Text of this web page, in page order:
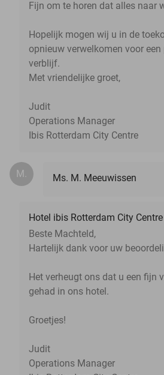
Fijn om te horen dat alles naar
Hopelijk mogen wij u in de
opnieuw verwelkomen voor een
verblijf.
Met vriendelijke groet,
Judit
Operations Manager
Ibis Rotterdam City Centre
M. Ms. M. Meeuwissen
Hotel ibis Rotterdam City Centre
Beste Machteld,
Hartelijk dank voor uw
Het verheugt ons dat u een fijn
gehad in ons hotel.
Groetjes!
Judit
Operations Manager